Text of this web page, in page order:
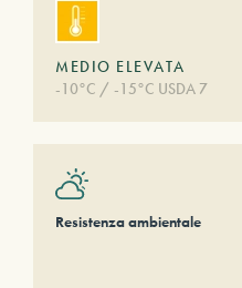
MEDIO ELEVATA
-10°C / -15°C USDA 7
Resistenza ambientale